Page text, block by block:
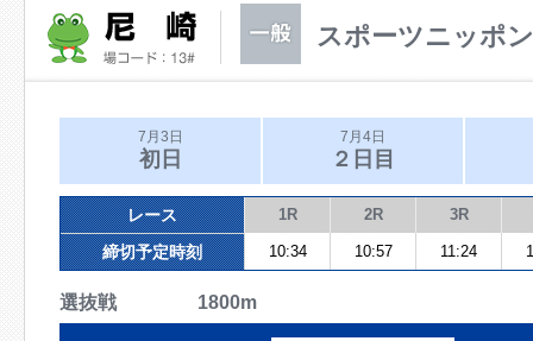
スポーツニッポ
7月3日
初日
7月4日
２日目
レース 1R 2R 3R
締切予定時刻 10:34 10:57 11:24
選抜戦 1800m